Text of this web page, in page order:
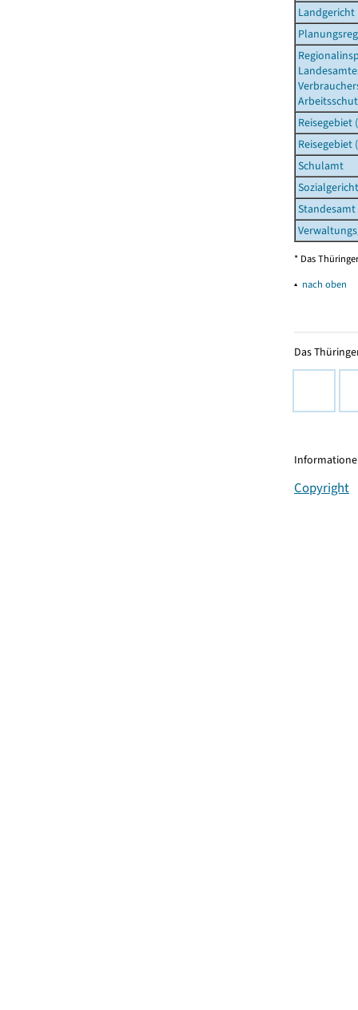
Landgericht
Reisegebiet
Reisegebiet
Schulamt
Sozialgericht
Standesamt
* Das
▴ nach oben
Das
Copyright